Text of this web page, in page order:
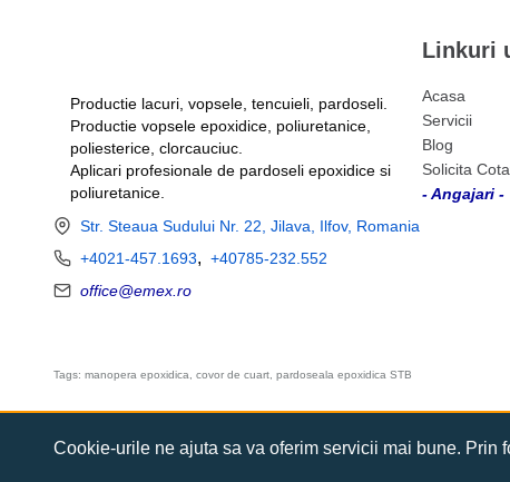
Productie lacuri, vopsele, tencuieli, pardoseli.
Productie vopsele epoxidice, poliuretanice,
poliesterice, clorcauciuc.
Aplicari profesionale de pardoseli epoxidice si
poliuretanice.
Str. Steaua Sudului Nr. 22, Jilava, Ilfov, Romania
+4021-457.1693, +40785-232.552
office@emex.ro
Linkuri
Acasa
Servicii
Blog
Solicita
- Angajari -
Tags: manopera epoxidica, covor de cuart, pardoseala epoxidica STB
2026 Emex By Romtehnochim. Toate drepturile rezervate.
Cookie-urile ne ajuta sa va oferim servicii mai bune. Prin